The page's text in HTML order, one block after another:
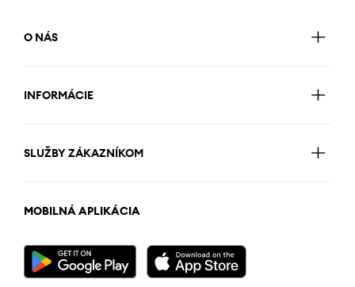
O NÁS
INFORMÁCIE
SLUŽBY ZÁKAZNÍKOM
MOBILNÁ APLIKÁCIA